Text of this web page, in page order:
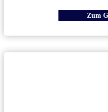
Zum